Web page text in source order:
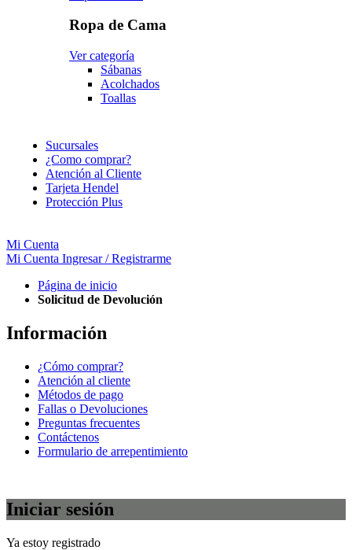
Ropa de Cama
Ver categoría
Sábanas
Acolchados
Toallas
Sucursales
¿Como comprar?
Atención al Cliente
Tarjeta Hendel
Protección Plus
Mi Cuenta
Mi Cuenta Ingresar / Registrarme
Página de inicio
Solicitud de Devolución
Información
¿Cómo comprar?
Atención al cliente
Métodos de pago
Fallas o Devoluciones
Preguntas frecuentes
Contáctenos
Formulario de arrepentimiento
Iniciar sesión
Ya estoy registrado